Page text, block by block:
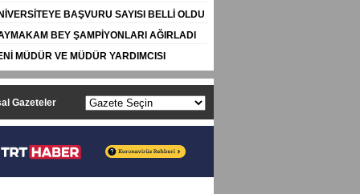
TEPEKÖY YOLUNDA KAZA
BAŞVURU SAYISI BELLİ OLDU
BEY ŞAMPİYONLARI AĞIRLADI
MÜDÜR VE MÜDÜR YARDIMCISI
Gazeteler